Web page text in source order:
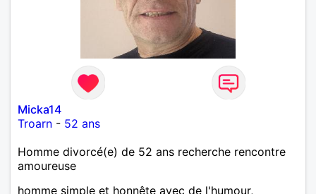
Micka14
Troarn - 52 ans
Homme divorcé(e) de 52 ans recherche rencontre
amoureuse
homme simple et honnête avec de l'humour,